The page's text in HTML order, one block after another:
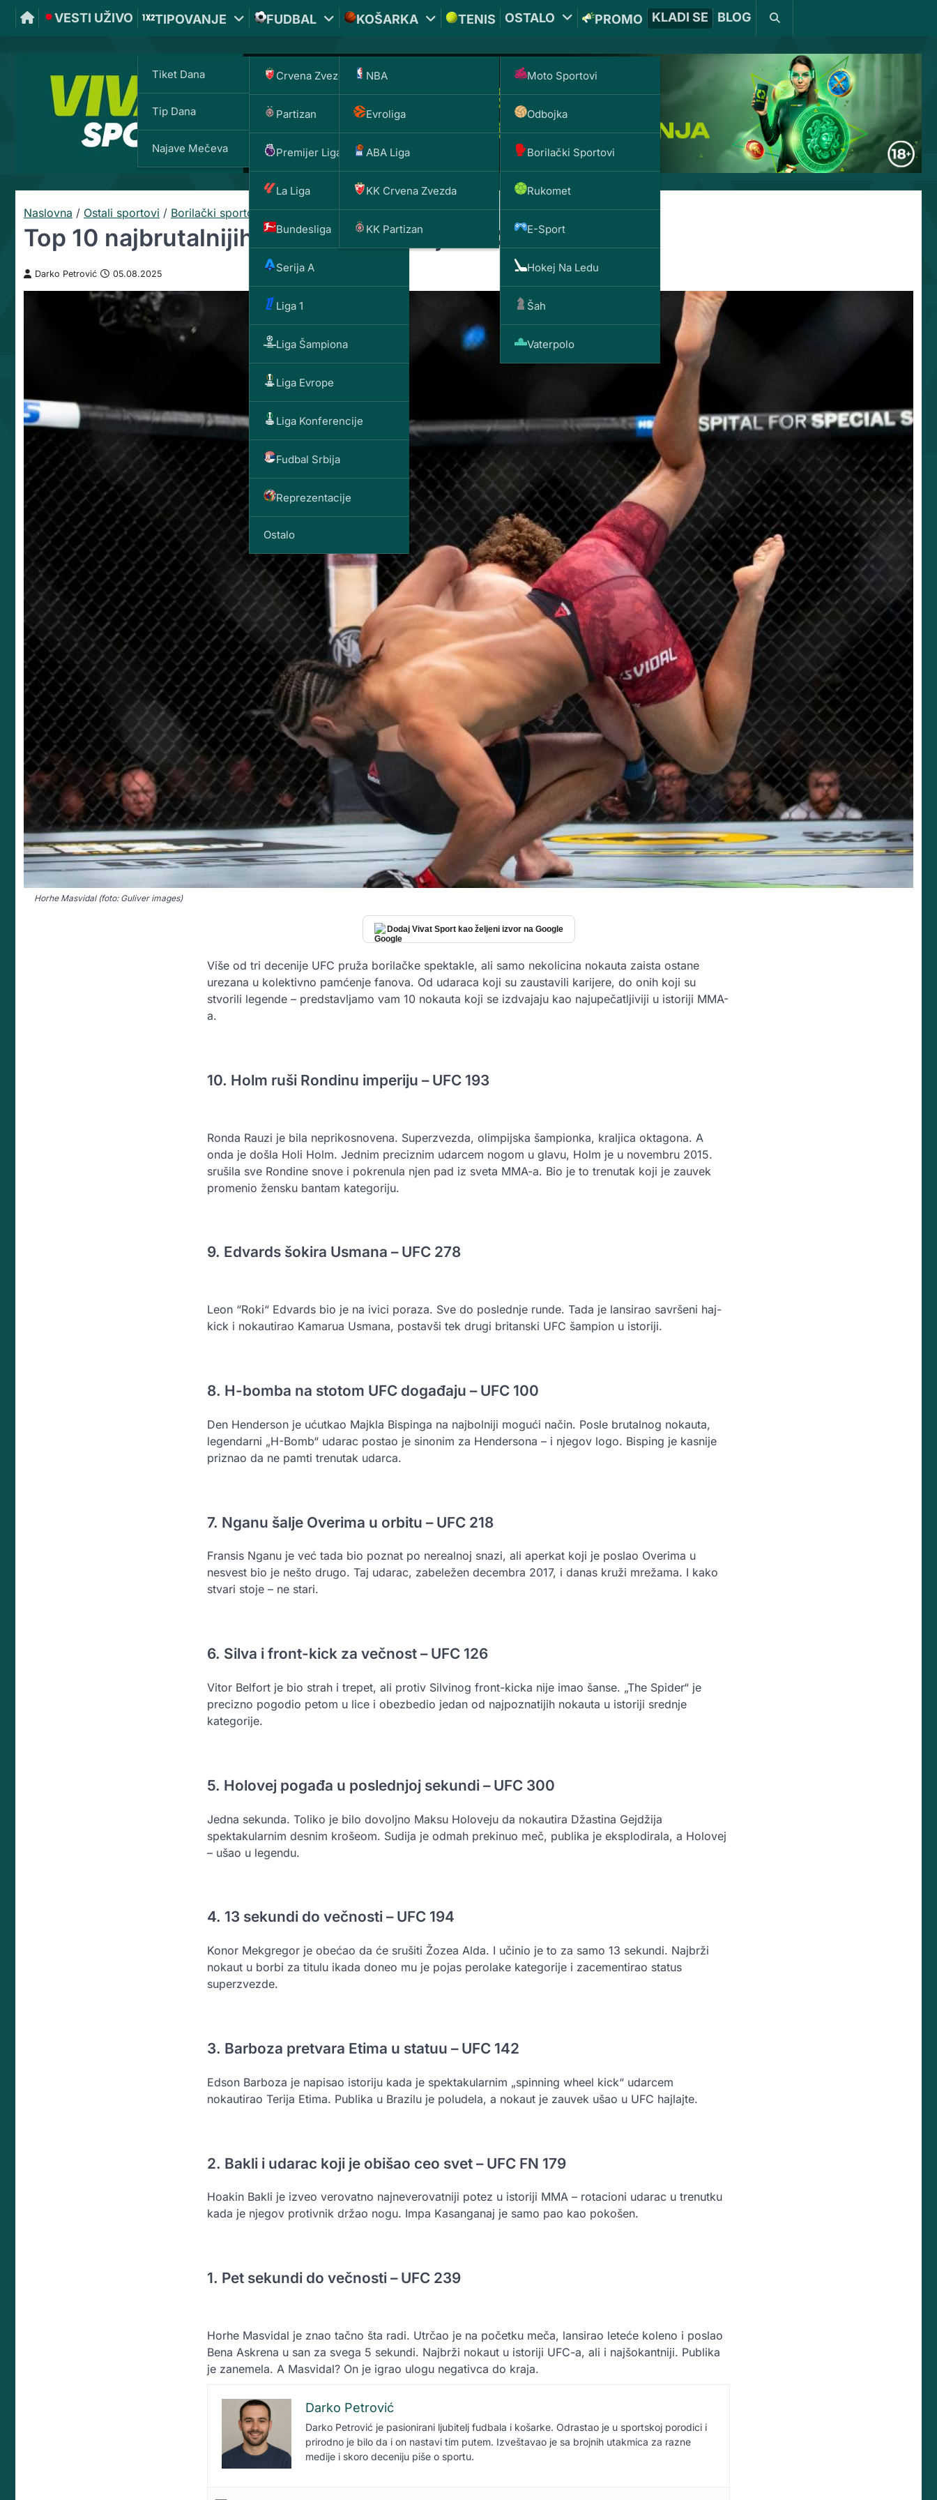
VESTI UŽIVO TIPOVANJE
Tiket Dana
Tip Dana
Najave Mečeva
FUDBAL
Crvena Zvezda
Partizan
Premijer Liga
La Liga
Bundesliga
Serija A
Liga 1
Liga Šampiona
Liga Evrope
Liga Konferencije
Fudbal Srbija
Reprezentacije
Ostalo
KOŠARKA
NBA
Evroliga
ABA Liga
KK Crvena Zvezda
KK Partizan
TENIS OSTALO
Moto Sportovi
Odbojka
Borilački Sportovi
Rukomet
E-Sport
Hokej Na Ledu
Šah
Vaterpolo
PROMO KLADI SE BLOG
Naslovna / Ostali sportovi / Borilački sportovi/
Top 10 najbrutalnijih nokauta u istoriji UFC-a
Darko Petrović 05.08.2025
Horhe Masvidal (foto: Guliver images)
Dodaj Vivat Sport kao željeni izvor na Google
Više od tri decenije UFC pruža borilačke spektakle, ali samo nekolicina nokauta zaista ostane
urezana u kolektivno pamćenje fanova. Od udaraca koji su zaustavili karijere, do onih koji su
stvorili legende – predstavljamo vam 10 nokauta koji se izdvajaju kao najupečatljiviji u istoriji MMA-
a.
10. Holm ruši Rondinu imperiju – UFC 193
Ronda Rauzi je bila neprikosnovena. Superzvezda, olimpijska šampionka, kraljica oktagona. A
onda je došla Holi Holm. Jednim preciznim udarcem nogom u glavu, Holm je u novembru 2015.
srušila sve Rondine snove i pokrenula njen pad iz sveta MMA-a. Bio je to trenutak koji je zauvek
promenio žensku bantam kategoriju.
9. Edvards šokira Usmana – UFC 278
Leon “Roki“ Edvards bio je na ivici poraza. Sve do poslednje runde. Tada je lansirao savršeni haj-
kick i nokautirao Kamarua Usmana, postavši tek drugi britanski UFC šampion u istoriji.
8. H-bomba na stotom UFC događaju – UFC 100
Den Henderson je ućutkao Majkla Bispinga na najbolniji mogući način. Posle brutalnog nokauta,
legendarni „H-Bomb“ udarac postao je sinonim za Hendersona – i njegov logo. Bisping je kasnije
priznao da ne pamti trenutak udarca.
7. Nganu šalje Overima u orbitu – UFC 218
Fransis Nganu je već tada bio poznat po nerealnoj snazi, ali aperkat koji je poslao Overima u
nesvest bio je nešto drugo. Taj udarac, zabeležen decembra 2017, i danas kruži mrežama. I kako
stvari stoje – ne stari.
6. Silva i front-kick za večnost – UFC 126
Vitor Belfort je bio strah i trepet, ali protiv Silvinog front-kicka nije imao šanse. „The Spider“ je
precizno pogodio petom u lice i obezbedio jedan od najpoznatijih nokauta u istoriji srednje
kategorije.
5. Holovej pogađa u poslednjoj sekundi – UFC 300
Jedna sekunda. Toliko je bilo dovoljno Maksu Holoveju da nokautira Džastina Gejdžija
spektakularnim desnim krošeom. Sudija je odmah prekinuo meč, publika je eksplodirala, a Holovej
– ušao u legendu.
4. 13 sekundi do večnosti – UFC 194
Konor Mekgregor je obećao da će srušiti Žozea Alda. I učinio je to za samo 13 sekundi. Najbrži
nokaut u borbi za titulu ikada doneo mu je pojas perolake kategorije i zacementirao status
superzvezde.
3. Barboza pretvara Etima u statuu – UFC 142
Edson Barboza je napisao istoriju kada je spektakularnim „spinning wheel kick“ udarcem
nokautirao Terija Etima. Publika u Brazilu je poludela, a nokaut je zauvek ušao u UFC hajlajte.
2. Bakli i udarac koji je obišao ceo svet – UFC FN 179
Hoakin Bakli je izveo verovatno najneverovatniji potez u istoriji MMA – rotacioni udarac u trenutku
kada je njegov protivnik držao nogu. Impa Kasanganaj je samo pao kao pokošen.
1. Pet sekundi do večnosti – UFC 239
Horhe Masvidal je znao tačno šta radi. Utrčao je na početku meča, lansirao leteće koleno i poslao
Bena Askrena u san za svega 5 sekundi. Najbrži nokaut u istoriji UFC-a, ali i najšokantniji. Publika
je zanemela. A Masvidal? On je igrao ulogu negativca do kraja.
Darko Petrović
Darko Petrović je pasionirani ljubitelj fudbala i košarke. Odrastao je u sportskoj porodici i
prirodno je bilo da i on nastavi tim putem. Izveštavao je sa brojnih utakmica za razne
medije i skoro deceniju piše o sportu.